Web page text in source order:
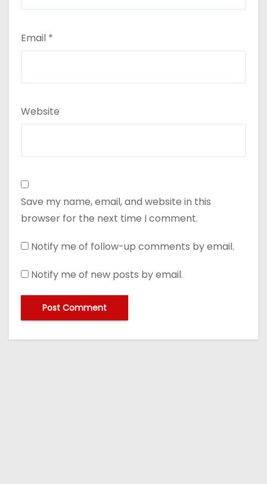
Email *
Website
Save my name, email, and website in this
browser for the next time I comment.
Notify me of follow-up comments by email.
Notify me of new posts by email.